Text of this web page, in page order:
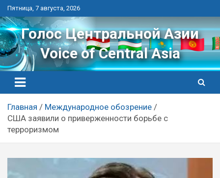
Перейти
к
контенту
Пятница, 7 августа, 2026
Голос Центральной Азии
Voice of Central Asia
Главная
Международное обозрение
США заявили о приверженности борьбе с
терроризмом